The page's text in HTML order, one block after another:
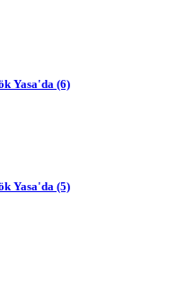
Yasa'da (6)
Yasa'da (5)